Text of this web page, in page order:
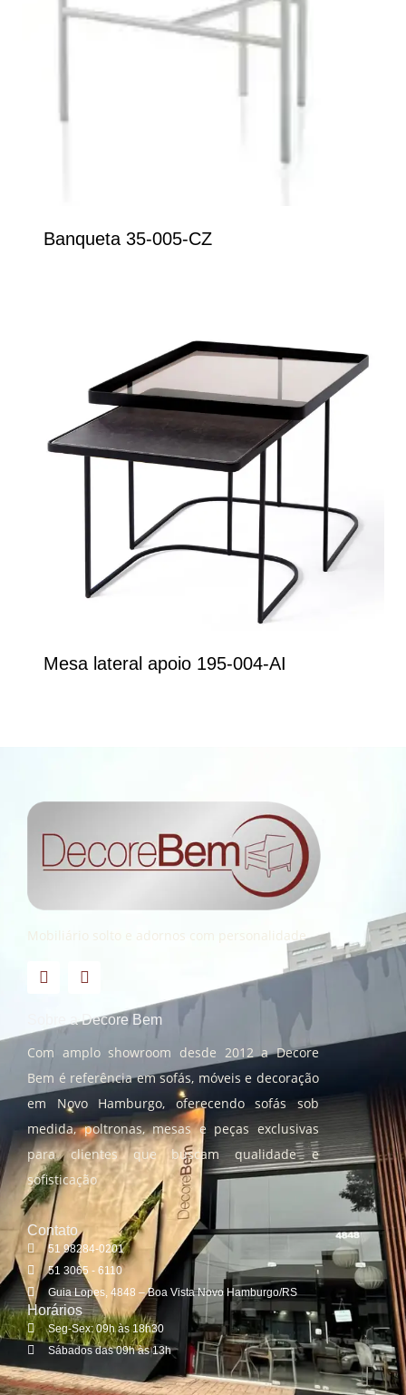
Banqueta 35-005-CZ
Mesa lateral apoio 195-004-AI
Mobiliário solto e adornos com personalidade
Sobre a Decore Bem
Com amplo showroom desde 2012 a Decore
Bem é referência em sofás, móveis e decoração
em Novo Hamburgo, oferecendo sofás sob
medida, poltronas, mesas e peças exclusivas
para clientes que buscam qualidade e
sofisticação
Contato
51 98284-0201
51 3065 - 6110
Guia Lopes, 4848 – Boa Vista Novo Hamburgo/RS
Horários
Seg-Sex: 09h às 18h30
Sábados das 09h às 13h